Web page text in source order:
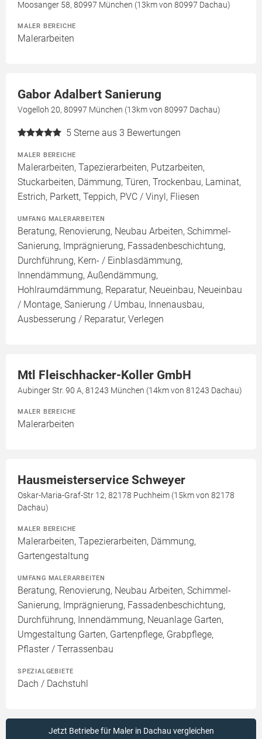
Moosanger 58, 80997 München (13km von 80997 Dachau)
MALER BEREICHE
Malerarbeiten
Gabor Adalbert Sanierung
Vogelloh 20, 80997 München (13km von 80997 Dachau)
5 Sterne aus 3 Bewertungen
MALER BEREICHE
Malerarbeiten, Tapezierarbeiten, Putzarbeiten,
Stuckarbeiten, Dämmung, Türen, Trockenbau, Laminat,
Estrich, Parkett, Teppich, PVC / Vinyl, Fliesen
UMFANG MALERARBEITEN
Beratung, Renovierung, Neubau Arbeiten, Schimmel-
Sanierung, Imprägnierung, Fassadenbeschichtung,
Durchführung, Kern- / Einblasdämmung,
Innendämmung, Außendämmung,
Hohlraumdämmung, Reparatur, Neueinbau, Neueinbau
/ Montage, Sanierung / Umbau, Innenausbau,
Ausbesserung / Reparatur, Verlegen
Mtl Fleischhacker-Koller GmbH
Aubinger Str. 90 A, 81243 München (14km von 81243 Dachau)
MALER BEREICHE
Malerarbeiten
Hausmeisterservice Schweyer
Oskar-Maria-Graf-Str 12, 82178 Puchheim (15km von 82178
Dachau)
MALER BEREICHE
Malerarbeiten, Tapezierarbeiten, Dämmung,
Gartengestaltung
UMFANG MALERARBEITEN
Beratung, Renovierung, Neubau Arbeiten, Schimmel-
Sanierung, Imprägnierung, Fassadenbeschichtung,
Durchführung, Innendämmung, Neuanlage Garten,
Umgestaltung Garten, Gartenpflege, Grabpflege,
Pflaster / Terrassenbau
SPEZIALGEBIETE
Dach / Dachstuhl
Jetzt Betriebe für Maler in Dachau vergleichen